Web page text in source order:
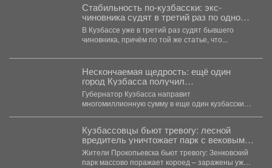
Стабильность по-кузбасски: экс-
чиновника судят в третий раз по одной и
той же статье
В Кузбассе уже в третий раз судят бывшего
чиновника, причём по той же статье, что...
Нескончаемая щедрость: ещё один
город Кузбасса получил
многомиллионный подарок от властей
Губернатор Кузбасса направит
многомиллионную сумму в еще один кузбасский
Кузбассовцы бьют тревогу: лесной
вредитель уничтожает парк с вековыми
соснами
Жители Прокопьевска бьют тревогу: Зенковский
парк массово поражает короед – заражены уже